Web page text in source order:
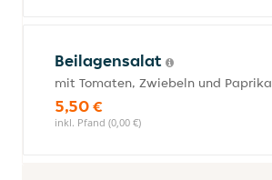
Beilagensalat
mit Tomaten, Zwiebeln und Paprika
5,50 €
inkl. Pfand (0,00 €)